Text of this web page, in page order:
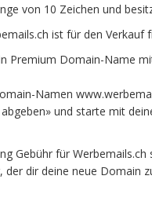
von 10 Zeichen und
ist für den
Premium Domain-Name
Namen
und starte mit
Gebühr für
der dir deine neue Domain